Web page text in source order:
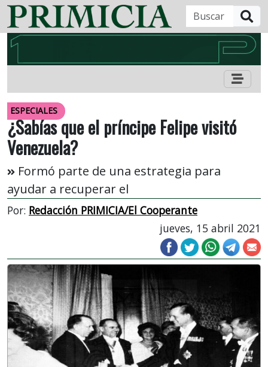
ESPECIALES
¿Sabías que el príncipe Felipe visitó
Venezuela?
Formó parte de una estrategia para
ayudar a recuperar el
Por: Redacción PRIMICIA/El Cooperante
jueves, 15 abril 2021